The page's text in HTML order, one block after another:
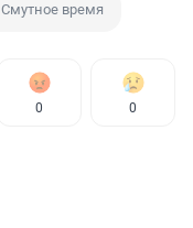
Смутное время
0 0